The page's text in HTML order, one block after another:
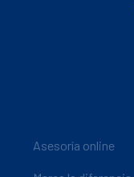
Asesoría online